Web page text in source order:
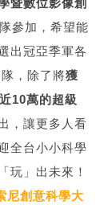
暨數位影像創
參加，希望能
出冠亞季軍各
，除了將獲
10萬的超級
，讓更多人看
全台小小科學
玩」出未來！
尼創意科學大